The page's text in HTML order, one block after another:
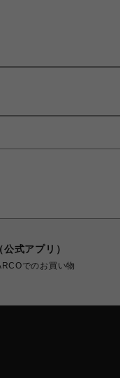
式アプリ）
でのお買い物